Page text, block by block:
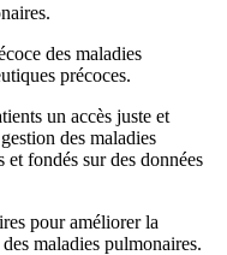
des maladies
précoces.
un accès juste et
des maladies
fondés sur des données
pour améliorer la
maladies pulmonaires.